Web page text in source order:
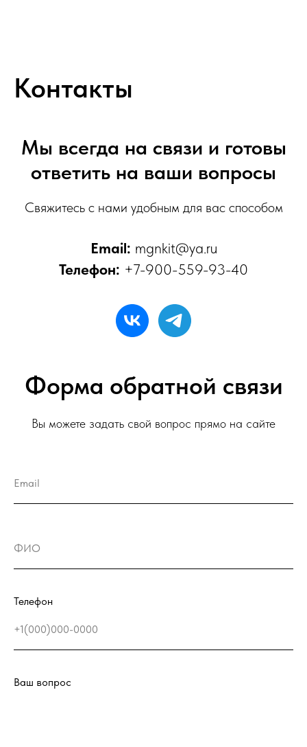
Контакты
Мы всегда на связи и готовы
ответить на ваши вопросы
Свяжитесь с нами удобным для вас способом
Email: mgnkit@ya.ru
Телефон: +7-900-559-93-40
Форма обратной связи
Вы можете задать свой вопрос прямо на сайте
Email
ФИО
Телефон
+1(000)000-0000
Ваш вопрос